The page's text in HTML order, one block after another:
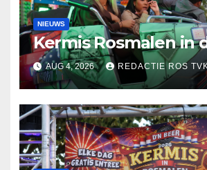
NIEUWS
Kermis Rosmalen in
AUG 4, 2026 REDACTIE ROS